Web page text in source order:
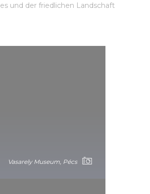
und der friedlichen Landschaft
Vasarely Museum, Pécs